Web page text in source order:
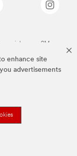
enhance site
advertisements
von 3M.